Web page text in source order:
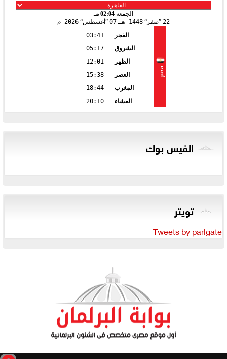
الجمعة 02:04 مـ
22
صفر 1448 هـ 07 أغسطس 2026 م
مصر
الفجر
03:41
الشروق
05:17
الظهر
12:01
العصر
15:38
المغرب
18:44
العشاء
20:10
الفيس بوك
تويتر
Tweets by parlgate